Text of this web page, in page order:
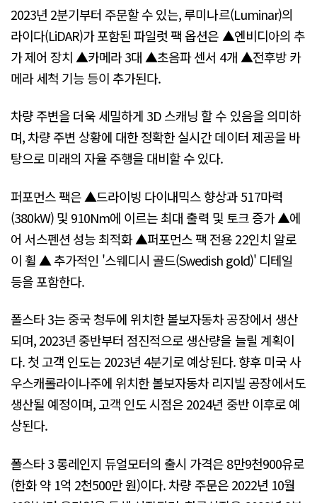
2023년 2분기부터 주문할 수 있는, 루미나르(Luminar)의
라이다(LiDAR)가 포함된 파일럿 팩 옵션은 ▲엔비디아의 추
가 제어 장치 ▲카메라 3대 ▲초음파 센서 4개 ▲전후방 카
메라 세척 기능 등이 추가된다.
차량 주변을 더욱 세밀하게 3D 스캐닝 할 수 있음을 의미하
며, 차량 주변 상황에 대한 정확한 실시간 데이터 제공을 바
탕으로 미래의 자율 주행을 대비할 수 있다.
퍼포먼스 팩은 ▲드라이빙 다이내믹스 향상과 517마력
(380kW) 및 910Nm에 이르는 최대 출력 및 토크 증가 ▲에
어 서스펜션 성능 최적화 ▲퍼포먼스 팩 전용 22인치 알로
이 휠 ▲ 추가적인 '스웨디시 골드(Swedish gold)' 디테일
등을 포함한다.
폴스타 3는 중국 청두에 위치한 볼보자동차 공장에서 생산
되며, 2023년 중반부터 점진적으로 생산량을 늘릴 계획이
다. 첫 고객 인도는 2023년 4분기로 예상된다. 향후 미국 사
우스캐롤라이나주에 위치한 볼보자동차 리지빌 공장에서도
생산될 예정이며, 고객 인도 시점은 2024년 중반 이후로 예
상된다.
폴스타 3 롱레인지 듀얼모터의 출시 가격은 8만9천900유로
(한화 약 1억 2천500만 원)이다. 차량 주문은 2022년 10월